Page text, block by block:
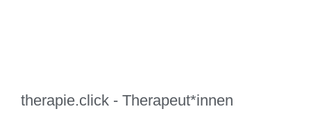
therapie.click - Therapeut*innen